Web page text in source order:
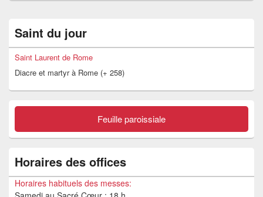
principale
widget
Saint du jour
Saint Laurent de Rome
Diacre et martyr à Rome (+ 258)
Feuille paroissiale
Horaires des offices
Horaires habituels des messes: